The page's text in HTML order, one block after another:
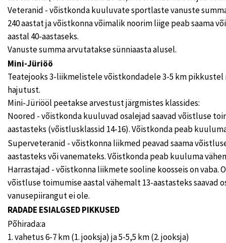
Veteranid - võistkonda kuuluvate sportlaste vanuste
240 aastat ja võistkonna võimalik noorim liige peab saama
aastal 40-aastaseks.
Vanuste summa arvutatakse sünniaasta alusel.
Mini-Jüriöö
Teatejooks 3-liikmelistele võistkondadele 3-5 km pikkustel
hajutust.
Mini-Jüriööl peetakse arvestust järgmistes klassides:
Noored - võistkonda kuuluvad osalejad saavad võistluse
aastasteks (võistlusklassid 14-16). Võistkonda peab
Superveteranid - võistkonna liikmed peavad saama
aastasteks või vanemateks. Võistkonda peab kuuluma
Harrastajad - võistkonna liikmete sooline koosseis on vaba.
võistluse toimumise aastal vähemalt 13-aastasteks saavad
vanusepiirangut ei ole.
RADADE ESIALGSED PIKKUSED
Põhirada:a
1. vahetus 6-7 km (1. jooksja) ja 5-5,5 km (2. jooksja)